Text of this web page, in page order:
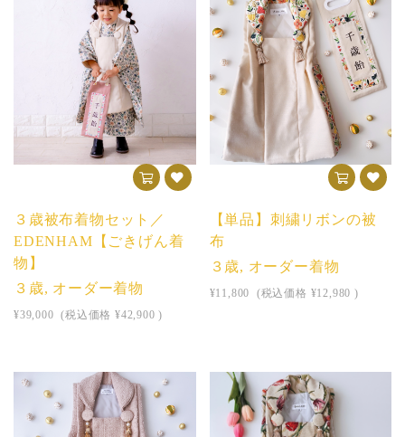
３歳被布着物セット／
EDENHAM【ごきげん着
物】
３歳, オーダー着物
¥39,000 (税込価格 ¥42,900 )
【単品】刺繍リボンの被
布
３歳, オーダー着物
¥11,800 (税込価格 ¥12,980 )